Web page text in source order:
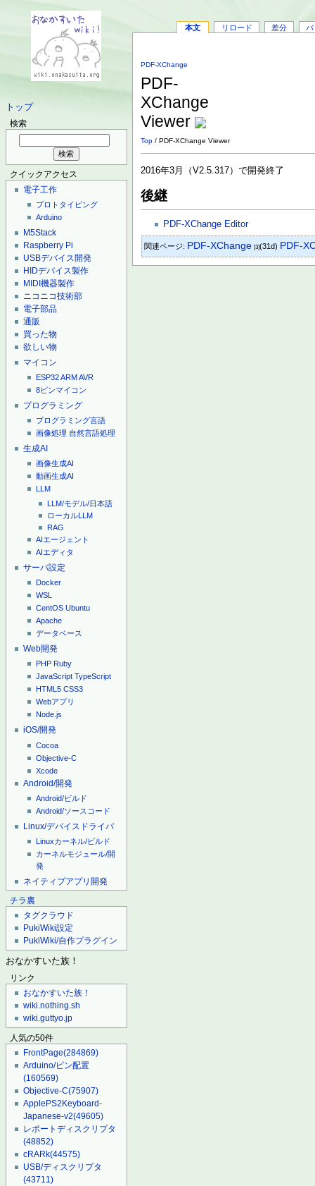
トップ
検索
クイックアクセス
電子工作
プロトタイピング
Arduino
M5Stack
Raspberry Pi
USBデバイス開発
HIDデバイス製作
MIDI機器製作
ニコニコ技術部
電子部品
通販
買った物
欲しい物
マイコン
ESP32ARMAVR
8ピンマイコン
プログラミング
プログラミング言語
画像処理 自然言語処理
生成AI
画像生成AI
動画生成AI
LLM
LLM/モデル/日本語
ローカルLLM
RAG
AIエージェント
AIエディタ
サーバ設定
Docker
WSL
CentOS Ubuntu
Apache
データベース
Web開発
PHP Ruby
JavaScript TypeScript
HTML5 CSS3
Webアプリ
Node.js
iOS/開発
Cocoa
Objective-C
Xcode
Android/開発
Android/ビルド
Android/ソースコード
Linux/デバイスドライバ
Linuxカーネル/ビルド
カーネルモジュール/開
発
ネイティブアプリ開発
チラ裏
タグクラウド
PukiWiki設定
PukiWiki/自作プラグイン
おなかすいた族！
リンク
おなかすいた族！
wiki.nothing.sh
wiki.guttyo.jp
人気の50件
FrontPage(284869)
Arduino/ピン配置
(160569)
Objective-C(75907)
ApplePS2Keyboard-
Japanese-v2(49605)
レポートディスクリプタ
(48852)
cRARk(44575)
USB/ディスクリプタ
(43711)
本文 リロード 差分 バ
PDF-XChange
PDF-
XChange
Viewer
Top / PDF-XChange Viewer
2016年3月（V2.5.317）で開発終了
後継
PDF-XChange Editor
関連ページ: PDF-XChange [3](31d) PDF-